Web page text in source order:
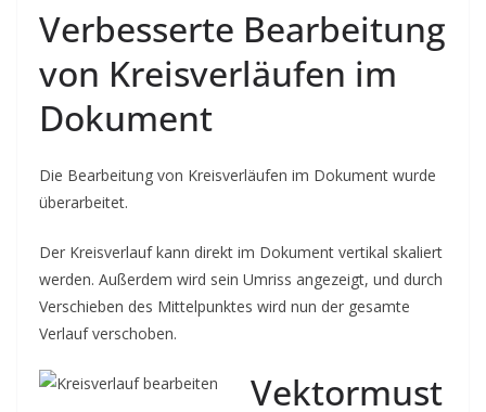
Verbesserte Bearbeitung
von Kreisverläufen im
Dokument
Die Bearbeitung von Kreisverläufen im Dokument wurde
überarbeitet.
Der Kreisverlauf kann direkt im Dokument vertikal skaliert
werden. Außerdem wird sein Umriss angezeigt, und durch
Verschieben des Mittelpunktes wird nun der gesamte
Verlauf verschoben.
Vektormust